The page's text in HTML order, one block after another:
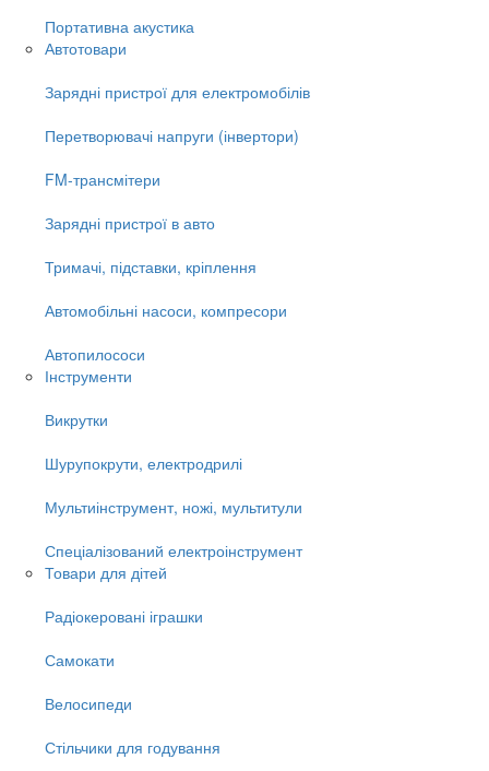
Портативна акустика
Автотовари
Зарядні пристрої для електромобілів
Перетворювачі напруги (інвертори)
FM-трансмітери
Зарядні пристрої в авто
Тримачі, підставки, кріплення
Автомобільні насоси, компресори
Автопилососи
Інструменти
Викрутки
Шурупокрути, електродрилі
Мультиінструмент, ножі, мультитули
Спеціалізований електроінструмент
Товари для дітей
Радіокеровані іграшки
Самокати
Велосипеди
Стільчики для годування